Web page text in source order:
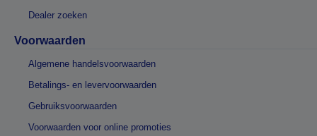
Dealer zoeken
Voorwaarden
Algemene handelsvoorwaarden
Betalings- en levervoorwaarden
Gebruiksvoorwaarden
Voorwaarden voor online promoties